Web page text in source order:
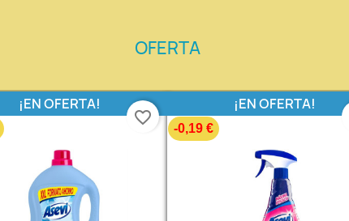
OFERTA
¡EN OFERTA!
favorite_border
¡EN OFERTA!
-0,19 €